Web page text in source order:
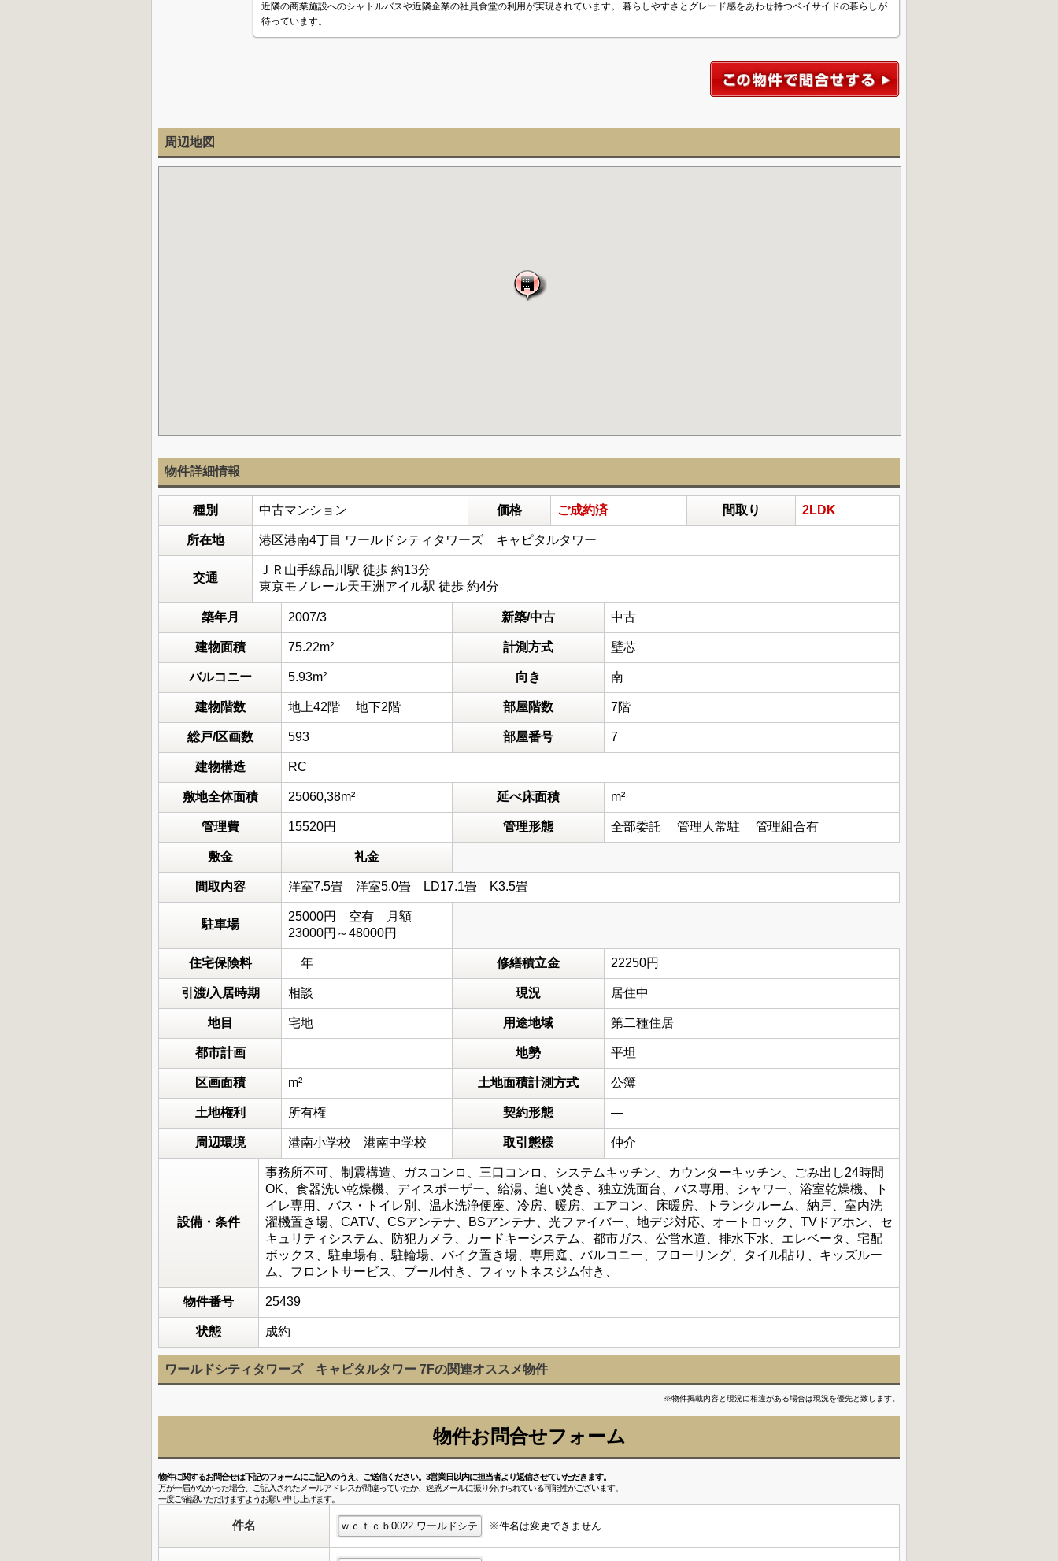
近隣の商業施設へのシャトルバスや近隣企業の社員食堂の利用が実現されています。 暮らしやすさとグレード感をあわせ持つベイサイドの暮らしが
待っています。
周辺地図
物件詳細情報
種別 中古マンション 価格 ご成約済 間取り 2LDK
所在地 港区港南4丁目 ワールドシティタワーズ キャピタルタワー
交通
ＪＲ山手線品川駅 徒歩 約13分
東京モノレール天王洲アイル駅 徒歩 約4分
築年月 2007/3 新築/中古 中古
建物面積 75.22m² 計測方式 壁芯
バルコニー 5.93m² 向き 南
建物階数 地上42階 地下2階 部屋階数 7階
総戸/区画数 593 部屋番号 7
建物構造 RC
敷地全体面積 25060,38m² 延べ床面積 m²
管理費 15520円 管理形態 全部委託 管理人常駐 管理組合有
敷金 礼金
間取内容 洋室7.5畳 洋室5.0畳 LD17.1畳 K3.5畳
駐車場
25000円 空有 月額
23000円～48000円
住宅保険料 年 修繕積立金 22250円
引渡/入居時期 相談 現況 居住中
地目 宅地 用途地域 第二種住居
都市計画 地勢 平坦
区画面積 m² 土地面積計測方式 公簿
土地権利 所有権 契約形態 ―
周辺環境 港南小学校 港南中学校 取引態様 仲介
設備・条件
事務所不可、制震構造、ガスコンロ、三口コンロ、システムキッチン、カウンターキッチン、ごみ出し24時間
OK、食器洗い乾燥機、ディスポーザー、給湯、追い焚き、独立洗面台、バス専用、シャワー、浴室乾燥機、ト
イレ専用、バス・トイレ別、温水洗浄便座、冷房、暖房、エアコン、床暖房、トランクルーム、納戸、室内洗
濯機置き場、CATV、CSアンテナ、BSアンテナ、光ファイバー、地デジ対応、オートロック、TVドアホン、セ
キュリティシステム、防犯カメラ、カードキーシステム、都市ガス、公営水道、排水下水、エレベータ、宅配
ボックス、駐車場有、駐輪場、バイク置き場、専用庭、バルコニー、フローリング、タイル貼り、キッズルー
ム、フロントサービス、プール付き、フィットネスジム付き、
物件番号 25439
状態 成約
ワールドシティタワーズ キャピタルタワー 7Fの関連オススメ物件
※物件掲載内容と現況に相違がある場合は現況を優先と致します。
物件お問合せフォーム
物件に関するお問合せは下記のフォームにご記入のうえ、ご送信ください。3営業日以内に担当者より返信させていただきます。
万が一届かなかった場合、ご記入されたメールアドレスが間違っていたか、迷惑メールに振り分けられている可能性がございます。
一度ご確認いただけますようお願い申し上げます。
件名 ※件名は変更できません